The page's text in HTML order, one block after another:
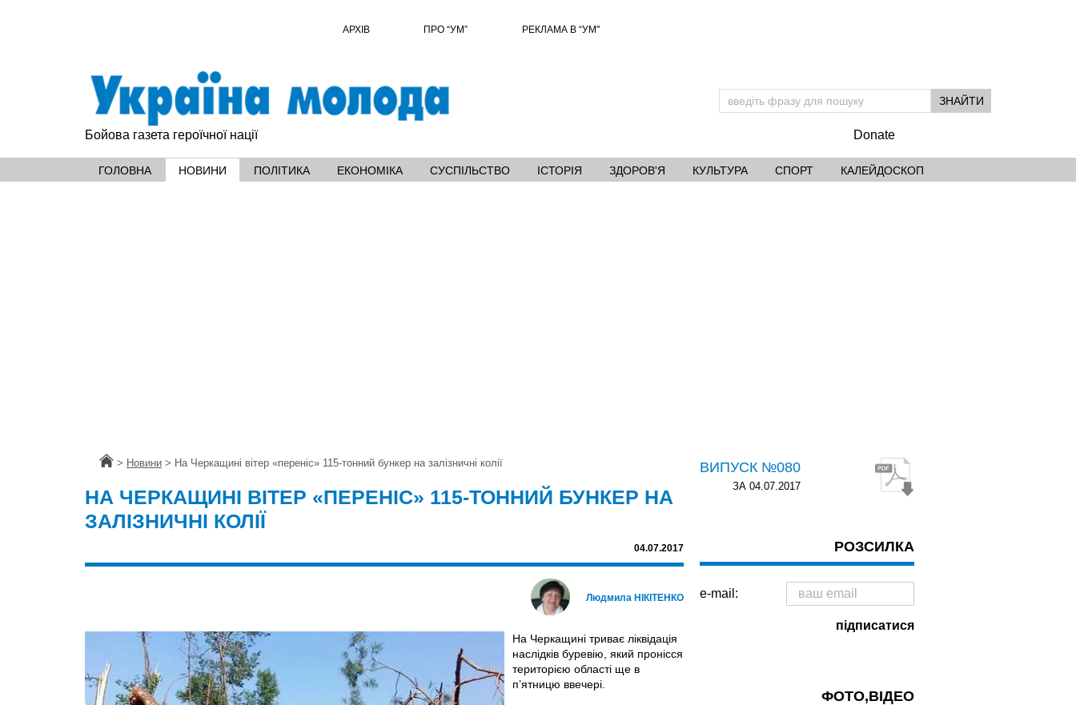
АРХІВ ПРО “УМ” РЕКЛАМА В “УМ"
Бойова газета героїчної нації Donate
ГОЛОВНА НОВИНИ ПОЛІТИКА ЕКОНОМІКА СУСПІЛЬСТВО ІСТОРІЯ ЗДОРОВ'Я КУЛЬТУРА СПОРТ КАЛЕЙДОСКОП
Головна
> Новини > На Черкащині вітер «переніс» 115-тонний бункер на залізничні колії
НА ЧЕРКАЩИНІ ВІТЕР «ПЕРЕНІС» 115-ТОННИЙ БУНКЕР НА
ЗАЛІЗНИЧНІ КОЛІЇ
04.07.2017
Людмила НІКІТЕНКО
На Черкащині триває ліквідація
наслідків буревію, який пронісся
територією області ще в
п’ятницю ввечері.
ВИПУСК №080
ЗА 04.07.2017
РОЗСИЛКА
e-mail:
ФОТО,ВІДЕО